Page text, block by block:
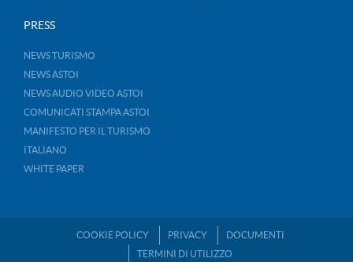
PRESS
NEWS TURISMO
NEWS ASTOI
NEWS AUDIO VIDEO ASTOI
COMUNICATI STAMPA ASTOI
MANIFESTO PER IL TURISMO
ITALIANO
WHITE PAPER
COOKIE POLICY PRIVACY
DOCUMENTI
TERMINI DI UTILIZZO